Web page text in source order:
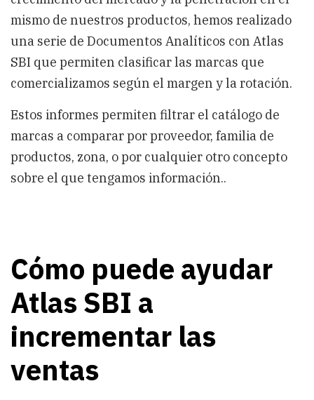
mismo de nuestros productos, hemos realizado
una serie de Documentos Analíticos con Atlas
SBI que permiten clasificar las marcas que
comercializamos según el margen y la rotación.
Estos informes permiten filtrar el catálogo de
marcas a comparar por proveedor, familia de
productos, zona, o por cualquier otro concepto
sobre el que tengamos información..
Cómo puede ayudar
Atlas SBI a
incrementar las
ventas